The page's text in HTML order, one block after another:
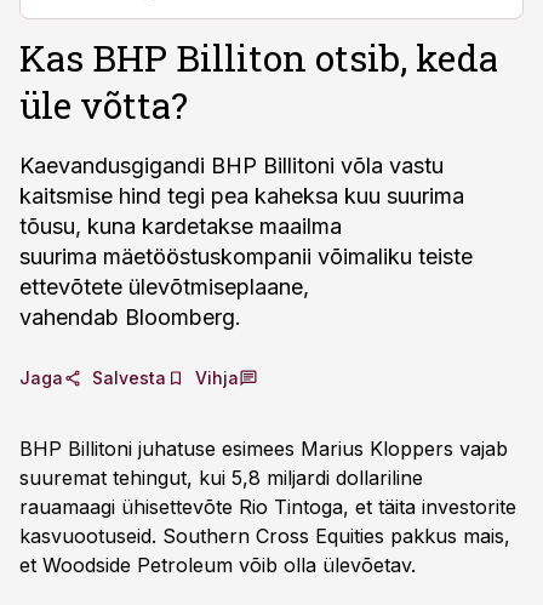
Kas BHP Billiton otsib, keda
üle võtta?
Kaevandusgigandi BHP Billitoni võla vastu
kaitsmise hind tegi pea kaheksa kuu suurima
tõusu, kuna kardetakse maailma
suurima mäetööstuskompanii võimaliku teiste
ettevõtete ülevõtmiseplaane,
vahendab Bloomberg.
Jaga Salvesta Vihja
BHP Billitoni juhatuse esimees Marius Kloppers vajab
suuremat tehingut, kui 5,8 miljardi dollariline
rauamaagi ühisettevõte Rio Tintoga, et täita investorite
kasvuootuseid. Southern Cross Equities pakkus mais,
et Woodside Petroleum võib olla ülevõetav.